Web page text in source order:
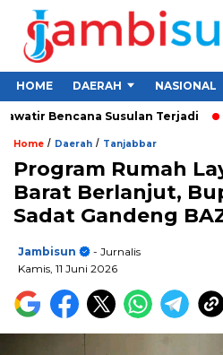
HOME DAERAH NASIONAL
Bencana Susulan Terjadi
Home / Daerah / Tanjabbar
Program Rumah
Barat Berlanjut,
Sadat Gandeng
Jambisun
- Jurnalis
Kamis, 11 Juni 2026